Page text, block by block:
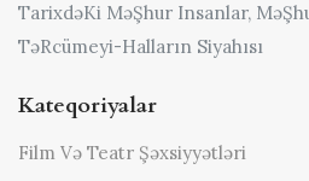
TarixdəKi MəŞhur Insanlar,
TəRcümeyi-Halların Siyahısı
Kateqoriyalar
Film Və Teatr Şəxsiyyətləri